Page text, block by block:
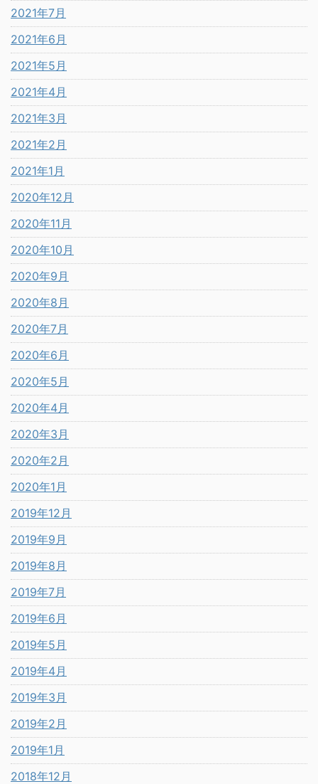
2021年7月
2021年6月
2021年5月
2021年4月
2021年3月
2021年2月
2021年1月
2020年12月
2020年11月
2020年10月
2020年9月
2020年8月
2020年7月
2020年6月
2020年5月
2020年4月
2020年3月
2020年2月
2020年1月
2019年12月
2019年9月
2019年8月
2019年7月
2019年6月
2019年5月
2019年4月
2019年3月
2019年2月
2019年1月
2018年12月